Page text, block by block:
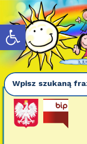
Otwórz pasek narzędzi